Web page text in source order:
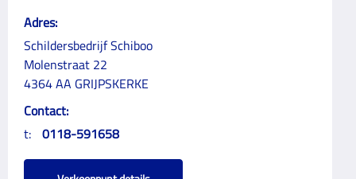
Adres:
Schildersbedrijf Schiboo
Molenstraat 22
4364 AA GRIJPSKERKE
Contact:
t: 0118-591658